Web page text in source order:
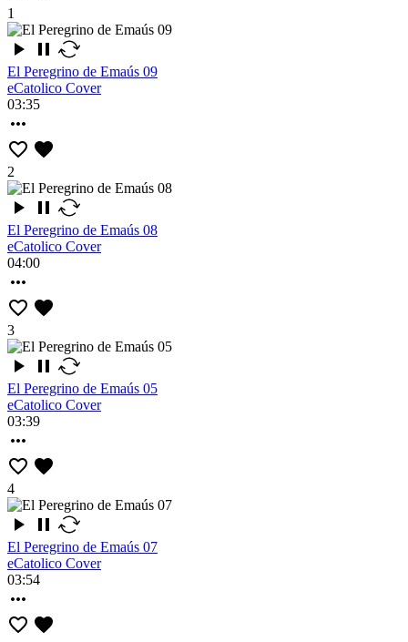
1
El Peregrino de Emaús 09
eCatolico Cover
03:35
2
El Peregrino de Emaús 08
eCatolico Cover
04:00
3
El Peregrino de Emaús 05
eCatolico Cover
03:39
4
El Peregrino de Emaús 07
eCatolico Cover
03:54